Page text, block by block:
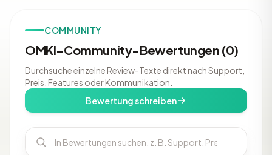
COMMUNITY
OMKI-Community-Bewertungen (0)
Durchsuche einzelne Review-Texte direkt nach Support,
Preis, Features oder Kommunikation.
Bewertung schreiben